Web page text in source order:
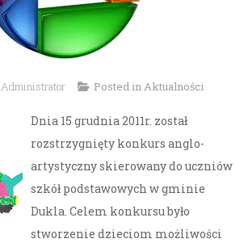
Administrator Posted inAktualności
Dnia 15 grudnia 2011r. został
rozstrzygnięty konkurs anglo-
artystyczny skierowany do uczniów
szkół podstawowych w gminie
Dukla. Celem konkursu było
stworzenie dzieciom możliwości